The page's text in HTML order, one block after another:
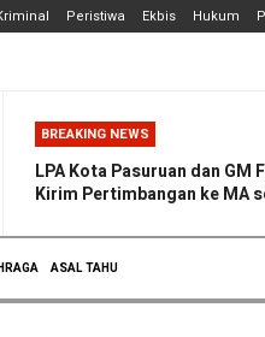
Peristiwa Ekbis Hukum
BREAKING NEWS
LPA Kota Pasuruan dan GM
Kirim Pertimbangan ke MA
ASAL TAHU